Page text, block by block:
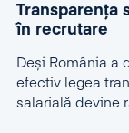
Transparența
în recrutare
Deși România a
efectiv legea
salarială devine